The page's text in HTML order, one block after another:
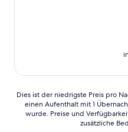
Dies
der
Dies ist der niedrigste Preis pro
einen Aufenthalt mit 1
wurde. Preise und
zusätzliche